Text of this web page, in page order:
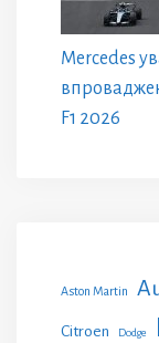
Mercedes
F1 2026
Aston Martin
Citroen Dodge